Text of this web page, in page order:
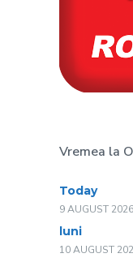
Vremea la
Today
9 AUGUST 2026
luni
10 AUGUST